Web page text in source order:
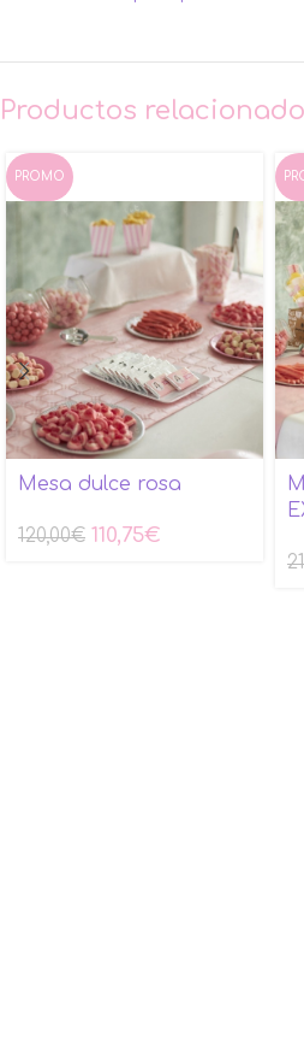
Productos
PROMO
Mesa dulce rosa
120,00€ 110,75€